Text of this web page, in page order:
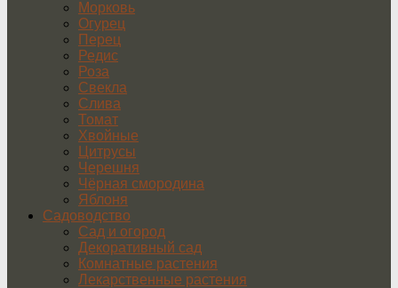
Морковь
Огурец
Перец
Редис
Роза
Свекла
Слива
Томат
Хвойные
Цитрусы
Черешня
Чёрная смородина
Яблоня
Садоводство
Сад и огород
Декоративный сад
Комнатные растения
Лекарственные растения